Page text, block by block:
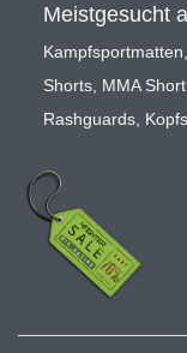
Meistgesucht
Kampfsportmatten
Shorts MMA Short
Rashguards